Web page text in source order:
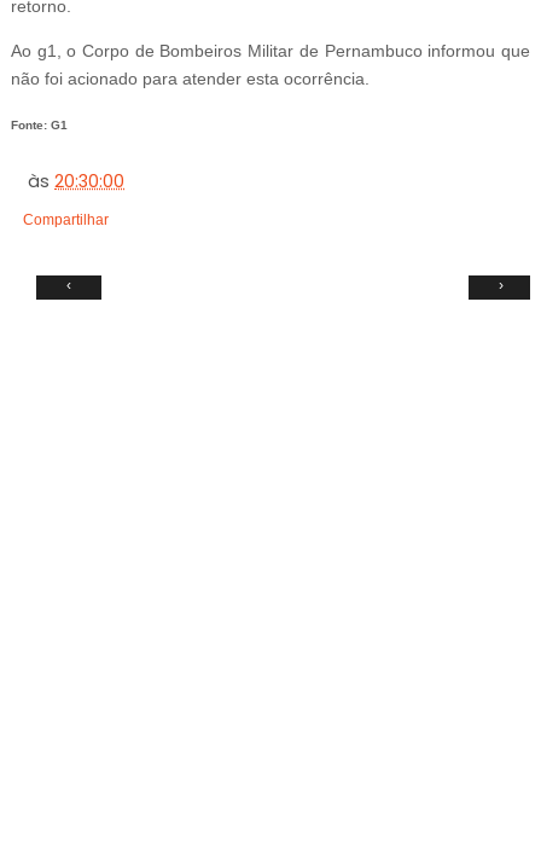
retorno.
Ao g1, o Corpo de Bombeiros Militar de Pernambuco informou que
não foi acionado para atender esta ocorrência.
Fonte: G1
às20:30:00
Compartilhar
‹ ›